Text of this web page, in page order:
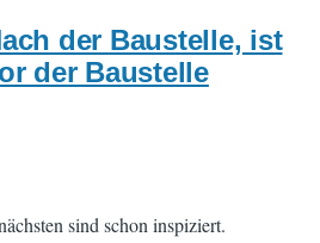
der Baustelle, ist
der Baustelle
sind schon inspiziert.